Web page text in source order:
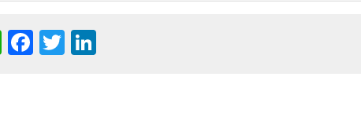
WhatsApp
Facebook
Twitter
LinkedIn